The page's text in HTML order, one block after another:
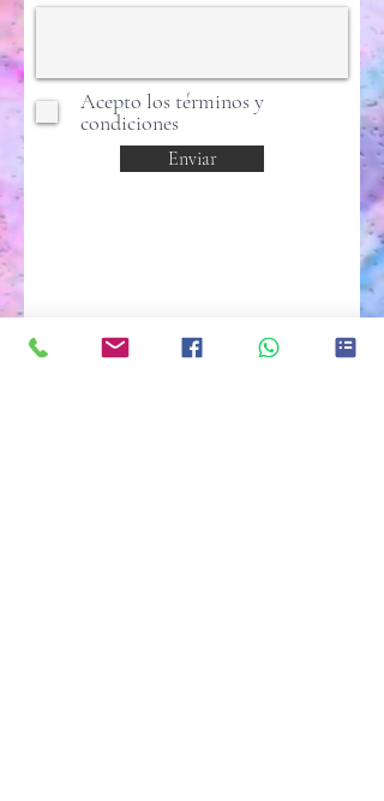
Acepto los términos y
condiciones
Enviar